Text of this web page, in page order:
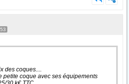
des coques....
petite coque avec ses équipements